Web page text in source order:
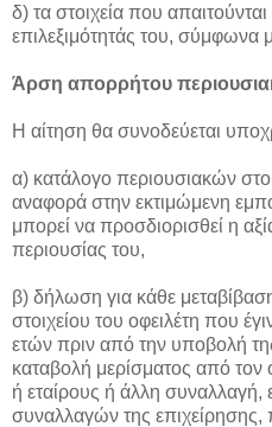
δ) τα στοιχεία που
επιλεξιμότητάς του, σύμφωνα
Άρση απορρήτου
Η αίτηση θα συνοδεύεται
α) κατάλογο περιουσιακών
αναφορά στην εκτιμώμενη
μπορεί να προσδιορισθεί η
περιουσίας του,
β) δήλωση για κάθε
στοιχείου του οφειλέτη που
ετών πριν από την υποβολή
καταβολή μερίσματος από τον
ή εταίρους ή άλλη
συναλλαγών της επιχείρησης,